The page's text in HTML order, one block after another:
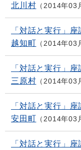
北川村
2014年03
「対話と実行」
越知町
2014年03
「対話と実行」
三原村
2014年03
「対話と実行」
安田町
2014年03
「対話と実行」